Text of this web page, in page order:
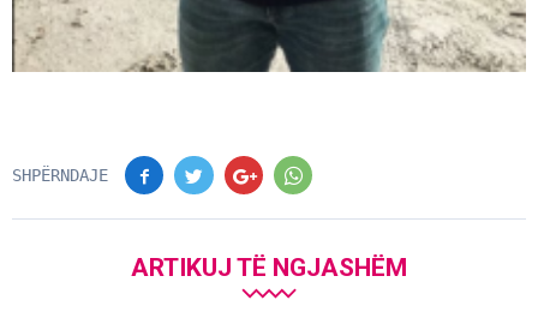
SHPËRNDAJE
ARTIKUJ TË NGJASHËM